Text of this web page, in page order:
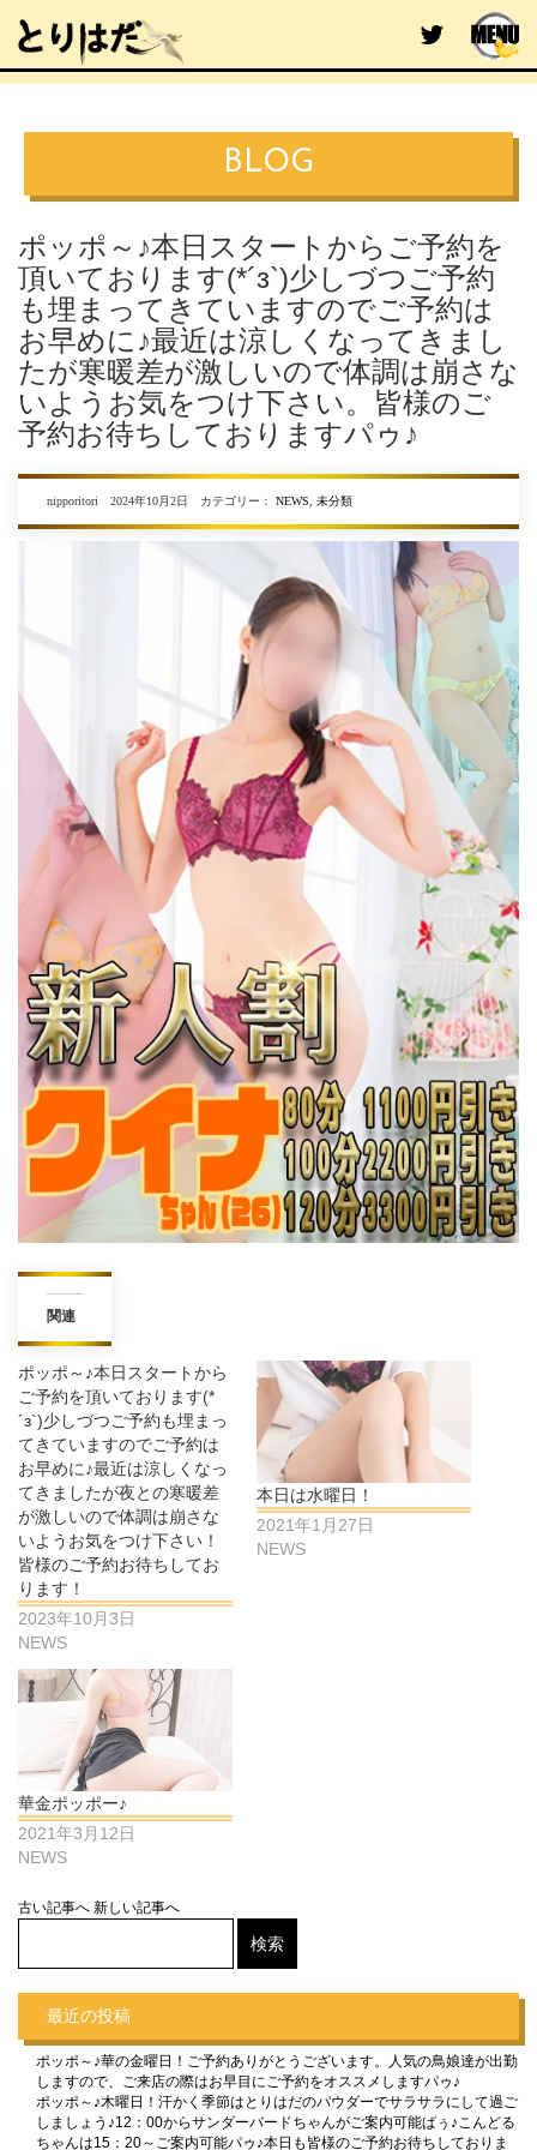
BLOG
ポッポ～♪本日スタートからご予約を
頂いております(*´з`)少しづつご予約
も埋まってきていますのでご予約は
お早めに♪最近は涼しくなってきまし
たが寒暖差が激しいので体調は崩さな
いようお気をつけ下さい。皆様のご
予約お待ちしておりますパゥ♪
nipporitori 2024年10月2日 カテゴリー： NEWS 未分類
関連
ポッポ～♪本日スタートから
ご予約を頂いております(*
´з`)少しづつご予約も埋まっ
てきていますのでご予約は
お早めに♪最近は涼しくなっ
てきましたが夜との寒暖差
が激しいので体調は崩さな
いようお気をつけ下さい！
皆様のご予約お待ちしてお
ります！
2023年10月3日
NEWS
本日は水曜日！
2021年1月27日
NEWS
華金ポッポー♪
2021年3月12日
NEWS
古い記事へ 新しい記事へ
最近の投稿
ポッポ～♪華の金曜日！ご予約ありがとうございます。人気の鳥娘達が出勤
しますので、ご来店の際はお早目にご予約をオススメしますパゥ♪
ポッポ～♪木曜日！汗かく季節はとりはだのパウダーでサラサラにして過ご
しましょう♪12：00からサンダーバードちゃんがご案内可能ぱぅ♪こんどる
ちゃんは15：20～ご案内可能パゥ♪本日も皆様のご予約お待ちしておりま